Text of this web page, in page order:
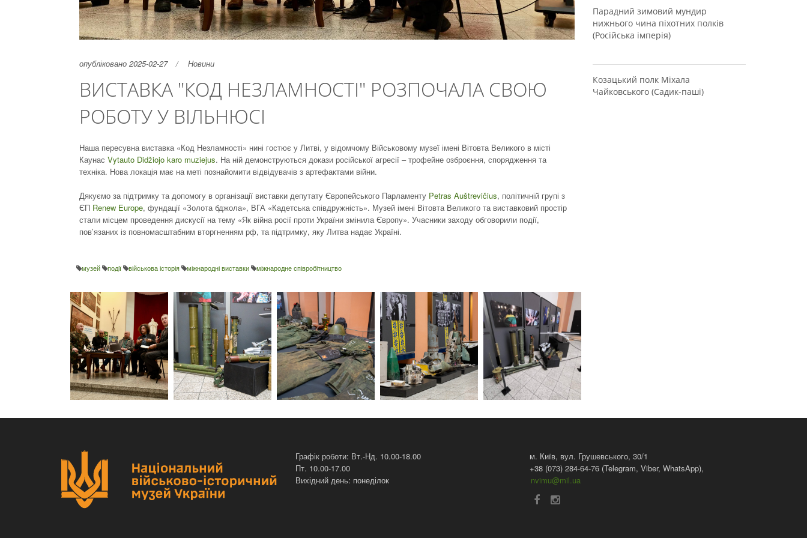
опубліковано 2025-02-27 Новини
ВИСТАВКА "КОД НЕЗЛАМНОСТІ" РОЗПОЧАЛА СВОЮ
РОБОТУ У ВІЛЬНЮСІ
Наша пересувна виставка «Код Незламності» нині гостює у Литві, у відомчому Військовому музеї імені Вітовта Великого в місті
Каунас Vytauto Didžiojo karo muziejus. На ній демонструються докази російської агресії – трофейне озброєння, спорядження та
техніка. Нова локація має на меті познайомити відвідувачів з артефактами війни.
Дякуємо за підтримку та допомогу в організації виставки депутату Європейського Парламенту Petras Auštrevičius, політичній групі з
ЄП Renew Europe, фундації «Золота бджола», ВГА «Кадетська співдружність». Музей імені Вітовта Великого та виставковий простір
стали місцем проведення дискусії на тему «Як війна росії проти України змінила Європу». Учасники заходу обговорили події,
пов’язаних із повномасштабним вторгненням рф, та підтримку, яку Литва надає Україні.
музей події військова історія міжнародні виставки міжнародне співробітництво
Парадний зимовий мундир
нижнього чина піхотних полків
(Російська імперія)
Козацький полк Міхала
Чайковського (Садик-паші)
Графік роботи: Вт.-Нд. 10.00-18.00
Пт. 10.00-17.00
Вихідний день: понеділок
м. Київ, вул. Грушевського, 30/1
+38 (073) 284-64-76 (Telegram, Viber, WhatsApp),
nvimu@mil.ua